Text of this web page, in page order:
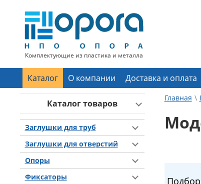
Комплектующие из пластика и металла
Каталог О компании Доставка и оплата
Каталог товаров
Заглушки для труб
Заглушки для отверстий
Опоры
Фиксаторы
Главная